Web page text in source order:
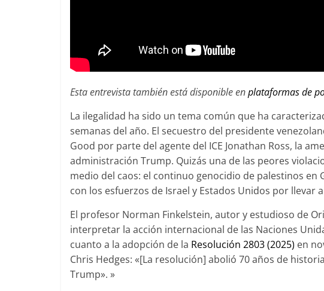
Esta entrevista también está disponible enplataformas de
La ilegalidad ha sido un tema común que ha
semanas del año. El secuestro del presidente
Good por parte del agente del ICE Jonathan Ross, la
administración Trump. Quizás una de las peores
medio del caos: el continuo genocidio de palestinos en
con los esfuerzos de Israel y Estados Unidos por llevar
El profesor Norman Finkelstein, autor y estudioso de
interpretar la acción internacional de las Naciones
cuanto a la adopción de la Resolución 2803 (2025) en
Chris Hedges: «[La resolución] abolió 70 años de
Trump». »